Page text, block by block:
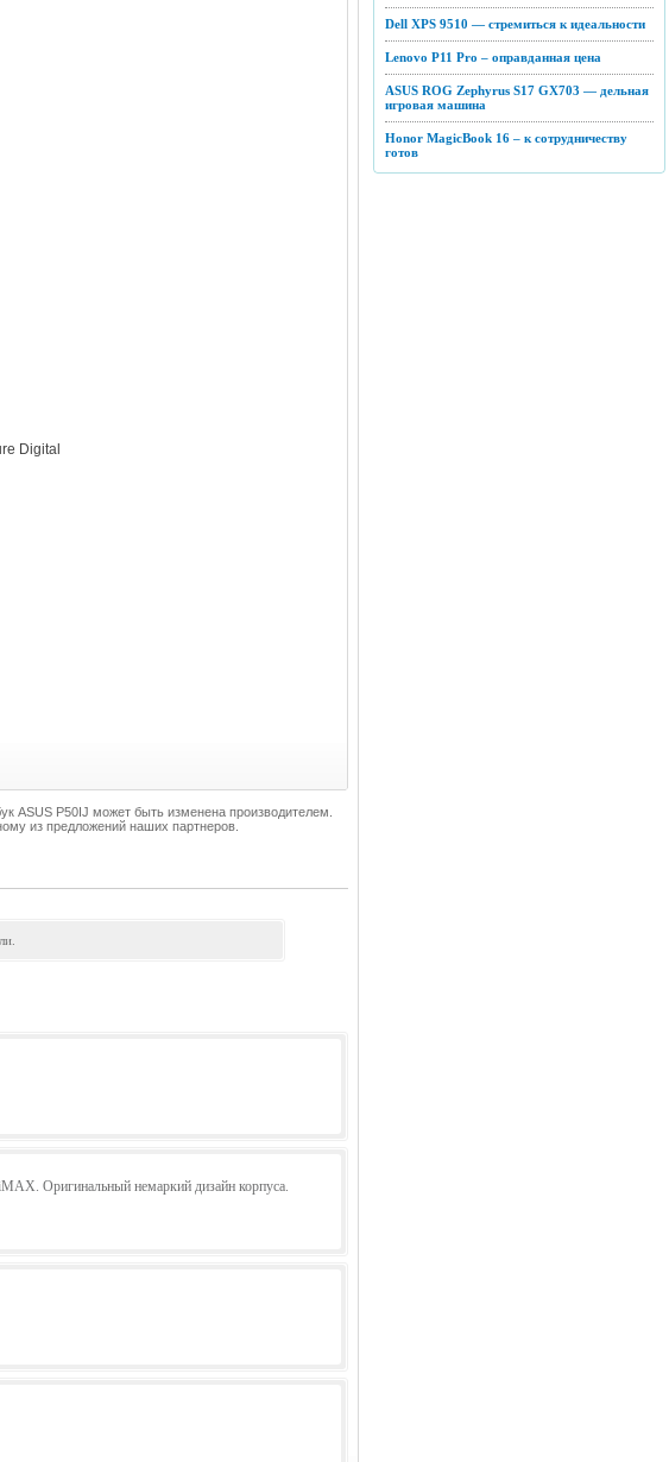
Digital
ASUS P50IJ может быть изменена производителем.
из предложений наших партнеров.
Оригинальный немаркий дизайн корпуса.
Dell XPS 9510 — стремиться к идеальности
Lenovo P11 Pro – оправданная цена
ASUS ROG Zephyrus S17 GX703 — дельная
игровая машина
Honor MagicBook 16 – к сотрудничеству
готов